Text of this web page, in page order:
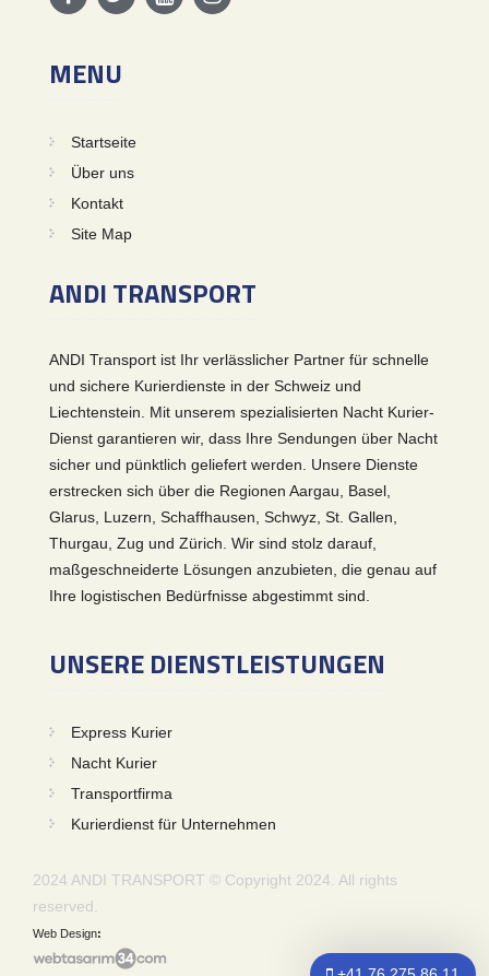
MENU
Startseite
Über uns
Kontakt
Site Map
ANDI TRANSPORT
ANDI Transport ist Ihr verlässlicher Partner für schnelle
und sichere Kurierdienste in der Schweiz und
Liechtenstein. Mit unserem spezialisierten Nacht Kurier-
Dienst garantieren wir, dass Ihre Sendungen über Nacht
sicher und pünktlich geliefert werden. Unsere Dienste
erstrecken sich über die Regionen Aargau, Basel,
Glarus, Luzern, Schaffhausen, Schwyz, St. Gallen,
Thurgau, Zug und Zürich. Wir sind stolz darauf,
maßgeschneiderte Lösungen anzubieten, die genau auf
Ihre logistischen Bedürfnisse abgestimmt sind.
UNSERE DIENSTLEISTUNGEN
Express Kurier
Nacht Kurier
Transportfirma
Kurierdienst für Unternehmen
2024 ANDI TRANSPORT © Copyright 2024. All rights
reserved.
Web Design